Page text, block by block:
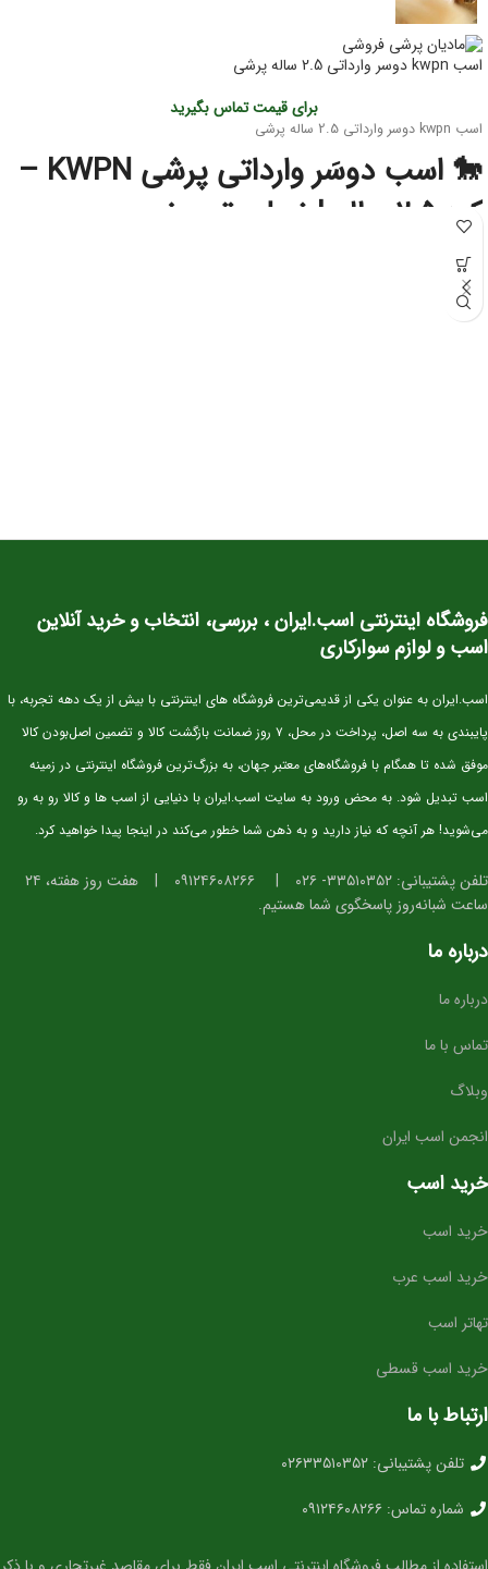
اسب kwpn دوسر وارداتی 2.5 ساله پرشی
برای قیمت تماس بگیرید
اسب kwpn دوسر وارداتی 2.5 ساله پرشی
🐎 اسب دوسَر وارداتی پرشی KWPN –
کره ۲.۵ ساله | نسل‌برتر مخصوص
آینده‌سازان پرش
این کره دوسَر وارداتی
وضعیت:وارداتی، دوسَر (پدر و مادر خارجی)، سلامت کامل
⭐ ویژگی‌های فیزیکی و عملکردی
استخوان‌بندی قوی و مناسب برای کار پرشی
دست و پای خشک و تمیز، آماده ورود به مراحل آموزشی
گام‌های متعادل، ریتمیک و ایده‌آل برای آینده‌سازی
تمرکز بالا و واکنش سریع در محیط‌های جدید
ساختار بدنی استاندارد برای پرورش به سطح حرفه‌ای
⭐ مناسب برای چه افرادی؟
باشگاه‌ها و مربیانی که قصد تربیت کره‌های حرفه‌ای دارند
فروشگاه اینترنتی اسب.ایران ، بررسی، انتخاب و خرید آنلاین
اسب و لوازم سوارکاری
اسب.ایران به عنوان یکی از قدیمی‌ترین فروشگاه های اینترنتی با بیش از یک دهه تجربه، با
پایبندی به سه اصل، پرداخت در محل، ۷ روز ضمانت بازگشت کالا و تضمین اصل‌بودن کالا
موفق شده تا همگام با فروشگاه‌های معتبر جهان، به بزرگ‌ترین فروشگاه اینترنتی در زمینه
اسب تبدیل شود. به محض ورود به سایت اسب.ایران با دنیایی از اسب ها و کالا رو به رو
می‌شوید! هر آنچه که نیاز دارید و به ذهن شما خطور می‌کند در اینجا پیدا خواهید کرد.
تلفن پشتیبانی: ۳۳۵۱۰۳۵۲- ۰۲۶ |
|
هفت روز هفته، ۲۴
ساعت شبانه‌روز پاسخگوی شما هستیم.
درباره ما
درباره ما
تماس با ما
وبلاگ
انجمن اسب ایران
خرید اسب
خرید اسب
خرید اسب عرب
تهاتر اسب
خرید اسب قسطی
ارتباط با ما
تلفن پشتیبانی: ۰۲۶۳۳۵۱۰۳۵۲
شماره تماس: ۰۹۱۲۴۶۰۸۲۶۶